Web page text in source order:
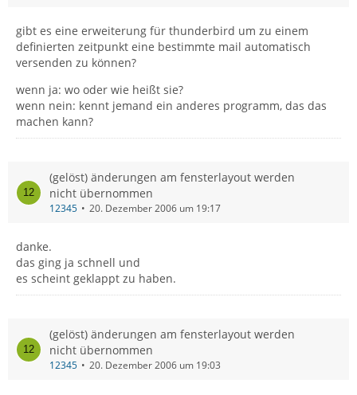
gibt es eine erweiterung für thunderbird um zu einem
definierten zeitpunkt eine bestimmte mail automatisch
versenden zu können?
wenn ja: wo oder wie heißt sie?
wenn nein: kennt jemand ein anderes programm, das das
machen kann?
(gelöst) änderungen am fensterlayout werden
nicht übernommen
12345 20. Dezember 2006 um 19:17
danke.
das ging ja schnell und
es scheint geklappt zu haben.
(gelöst) änderungen am fensterlayout werden
nicht übernommen
12345 20. Dezember 2006 um 19:03